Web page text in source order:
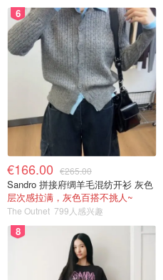
6
€166.00 €265.00
Sandro 拼接府绸羊毛混纺开衫 灰色
层次感拉满，灰色百搭不挑人~
The Outnet 799人感兴趣
8